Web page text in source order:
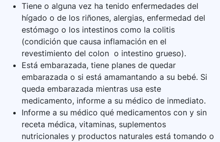
Tiene o alguna vez ha tenido enfermedades del
hígado o de los riñones, alergias, enfermedad del
estómago o los intestinos como la colitis
(condición que causa inflamación en el
revestimiento del colon o intestino grueso).
Está embarazada, tiene planes de quedar
embarazada o si está amamantando a su bebé. Si
queda embarazada mientras usa este
medicamento, informe a su médico de inmediato.
Informe a su médico qué medicamentos con y sin
receta médica, vitaminas, suplementos
nutricionales y productos naturales está tomando o